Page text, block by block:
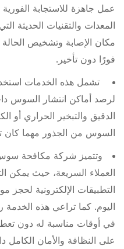
عمل جاهزة للاستجابة
المعدات والتقنيات الحديثة
مكان الإصابة وتشخيص الحالة
فورًا دون تأخير.
تشمل هذه الخدمات
لرصد أماكن انتشار السوس
الدقيق والتبخير الحراري أو
السوس من الجذور مهما كان
وتتميز شركة مكافحة
العملاء السريعة، حيث يمكن
التطبيقات الإلكترونية
اليوم. كما تراعي هذه الخدمة
في أوقات مناسبة له دون
على النظافة والأمان الكامل